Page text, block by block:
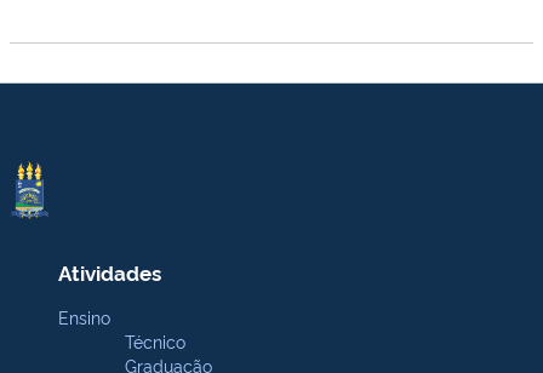
Atividades
Ensino
Técnico
Graduação